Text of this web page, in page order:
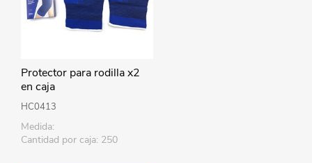
Protector para rodilla x2
en caja
HC0413
Medida:
Cantidad por caja: 250